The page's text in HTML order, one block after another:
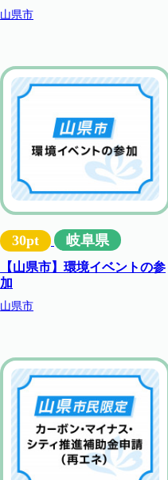
山県市
30pt 岐阜県
【山県市】環境イベントの参
加
山県市